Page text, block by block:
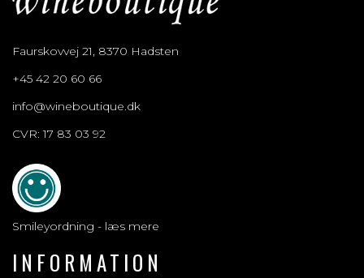
Faurskovvej 21, 8370 Hadsten
+45 42 20 60 66
info@wineboutique.dk
CVR: 17 83 03 92
Smileyordning - læs mere
INFORMATION